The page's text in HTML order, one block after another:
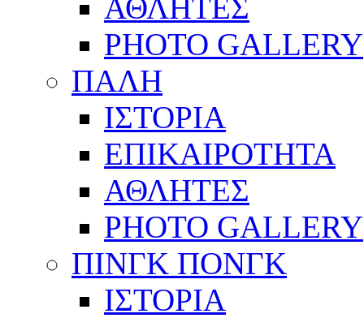
ΑΘΛΗΤΕΣ
PHOTO GALLERY
ΠΑΛΗ
ΙΣΤΟΡΙΑ
ΕΠΙΚΑΙΡΟΤΗΤΑ
ΑΘΛΗΤΕΣ
PHOTO GALLERY
ΠΙΝΓΚ ΠΟΝΓΚ
ΙΣΤΟΡΙΑ